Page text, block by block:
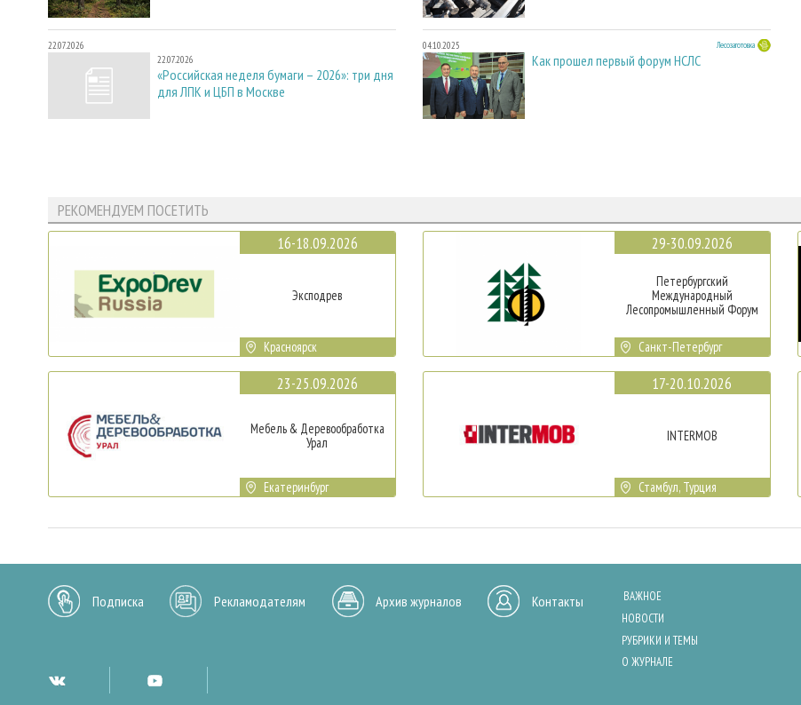
22.07.2026
22.07.2026
«Российская неделя бумаги – 2026»: три дня
для ЛПК и ЦБП в Москве
04.10.2025 Лесозаготовка
Как прошел первый форум НСЛС
РЕКОМЕНДУЕМ ПОСЕТИТЬ
16-18.09.2026
Эксподрев
Красноярск
23-25.09.2026
Мебель & Деревообработка
Урал
Екатеринбург
29-30.09.2026
Петербургский
Международный
Лесопромышленный Форум
Санкт-Петербург
17-20.10.2026
INTERMOB
Стамбул, Турция
Подписка Рекламодателям Архив журналов Контакты
ВАЖНОЕ
НОВОСТИ
РУБРИКИ И ТЕМЫ
О ЖУРНАЛЕ